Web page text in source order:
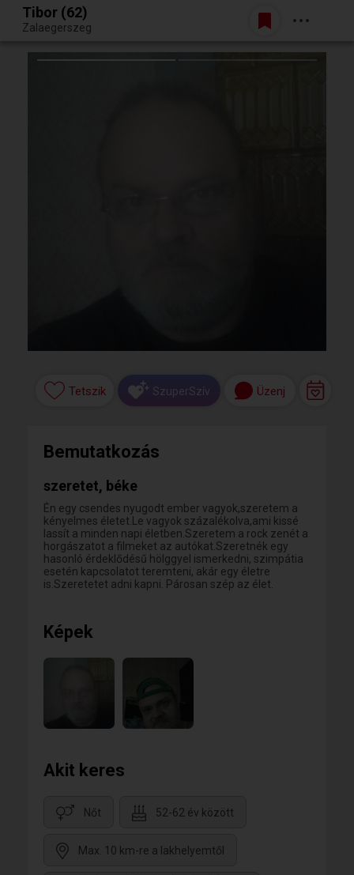
Egy jó randiból bármi lehet.
Belépés
Tibor (62)
Zalaegerszeg
Tetszik SzuperSzív Üzenj
Bemutatkozás
szeretet, béke
Én egy csendes nyugodt ember vagyok,szeretem a
kényelmes életet.Le vagyok százalékolva,ami kissé
lassít a minden napi életben.Szeretem a rock zenét a
horgászatot a filmeket az autókat.Szeretnék egy
hasonló érdeklődésű hölggyel ismerkedni, szimpátia
esetén kapcsolatot teremteni, akár egy életre
is.Szeretetet adni kapni. Párosan szép az élet.
Képek
Akit keres
Nőt 52-62 év között
Max. 10 km-re a lakhelyemtől